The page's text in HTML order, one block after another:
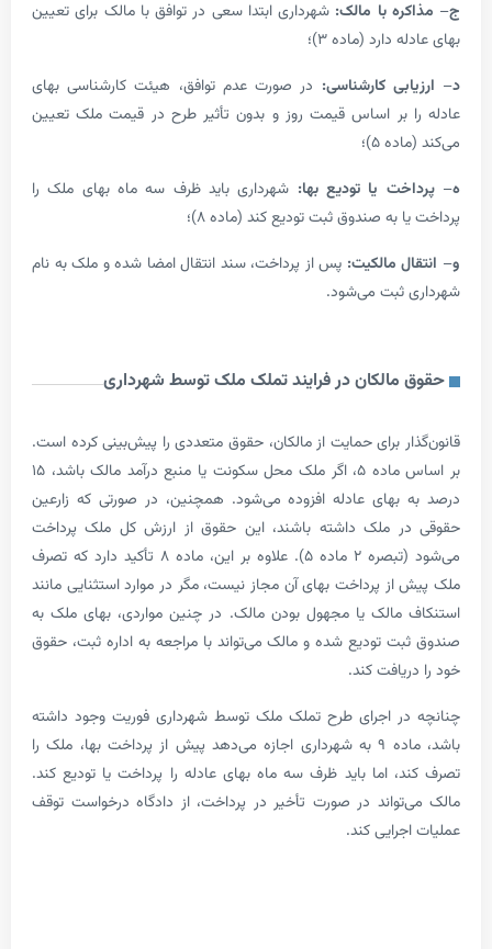
با مالک:شهرداری ابتدا سعی در توافق با مالک برای تعیین
دارد (ماده ۳)؛
کارشناسی:در صورت عدم توافق، هیئت کارشناسی بهای
بر اساس قیمت روز و بدون تأثیر طرح در قیمت ملک تعیین
یا تودیع بها: شهرداری باید ظرف سه ماه بهای ملک را
به صندوق ثبت تودیع کند (ماده ۸)؛
مالکیت:پس از پرداخت، سند انتقال امضا شده و ملک به نام
ثبت می‌شود.
در فرایند تملک ملک توسط شهرداری
برای حمایت از مالکان، حقوق متعددی را پیش‌بینی کرده است.
بر اساس ماده ۵، اگر ملک محل سکونت یا منبع درآمد مالک باشد، ۱۵
عادله افزوده می‌شود. همچنین، در صورتی که زارعین
ملک داشته باشند، این حقوق از ارزش کل ملک پرداخت
می‌شود (تبصره ۲ ماده ۵). علاوه بر این، ماده ۸ تأکید دارد که تصرف
پرداخت بهای آن مجاز نیست، مگر در موارد استثنایی مانند
مالک یا مجهول بودن مالک. در چنین مواردی، بهای ملک به
تودیع شده و مالک می‌تواند با مراجعه به اداره ثبت، حقوق
کند.
اجرای طرح تملک ملک توسط شهرداری فوریت وجود داشته
باشد، ماده ۹ به شهرداری اجازه می‌دهد پیش از پرداخت بها، ملک را
اما باید ظرف سه ماه بهای عادله را پرداخت یا تودیع کند.
در صورت تأخیر در پرداخت، از دادگاه درخواست توقف
کند.